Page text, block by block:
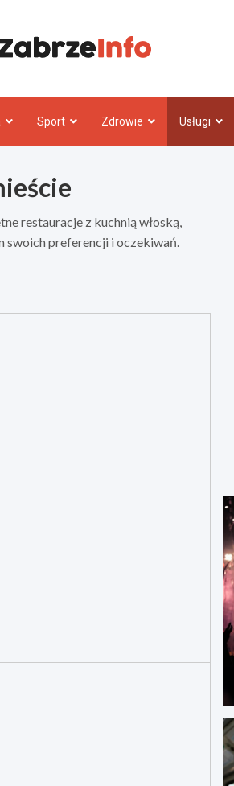
Sport Zdrowie Usługi
restauracje z kuchnią włoską,
swoich preferencji i oczekiwań.